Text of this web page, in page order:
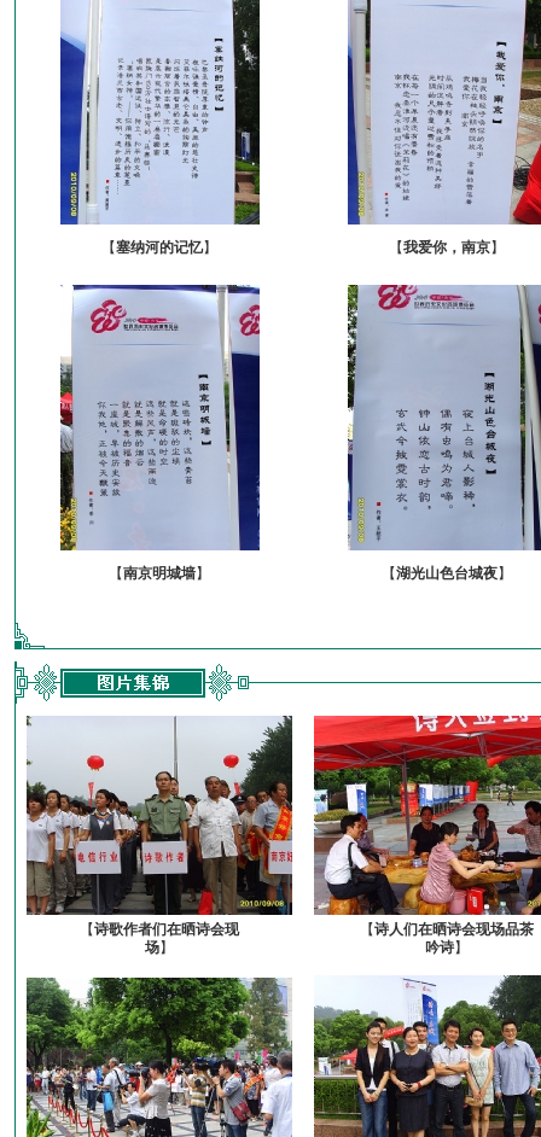
【塞纳河的记忆】 【我爱你，南京】
【南京明城墙】 【湖光山色台城夜】
【诗歌作者们在晒诗会现
场】
【诗人们在晒诗会现场品茶
吟诗】